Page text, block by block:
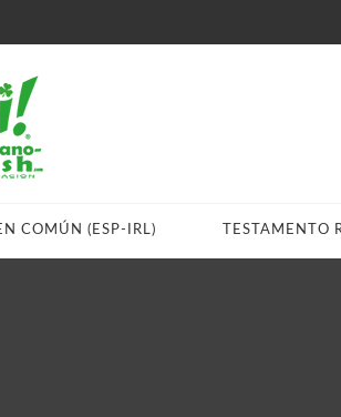
COMÚN (ESP-IRL) TESTAMENTO